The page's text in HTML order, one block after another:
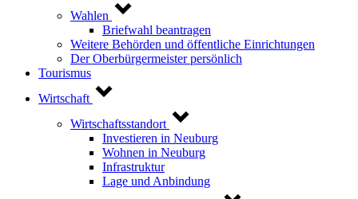
Wahlen
Briefwahl beantragen
Weitere Behörden und öffentliche Einrichtungen
Der Oberbürgermeister persönlich
Tourismus
Wirtschaft
Wirtschaftsstandort
Investieren in Neuburg
Wohnen in Neuburg
Infrastruktur
Lage und Anbindung